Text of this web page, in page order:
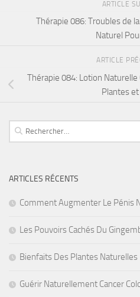
ARTICLE
Thérapie 086: Troubles de
Naturel
ARTICLE
Thérapie 084: Lotion Naturelle
Plantes
Rechercher :
ARTICLES RÉCENTS
Comment Augmenter Le Pénis
Les Pouvoirs Cachés Du
Bienfaits Des Plantes Naturelles
Guérir Naturellement Cancer